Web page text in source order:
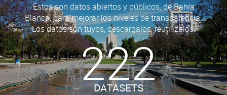
Estos son datos abiertos y públicos, de Bahía
Blanca, para mejorar los niveles de transparencia.
Los datos son tuyos, descargalos, reutilizalos.
222
DATASETS